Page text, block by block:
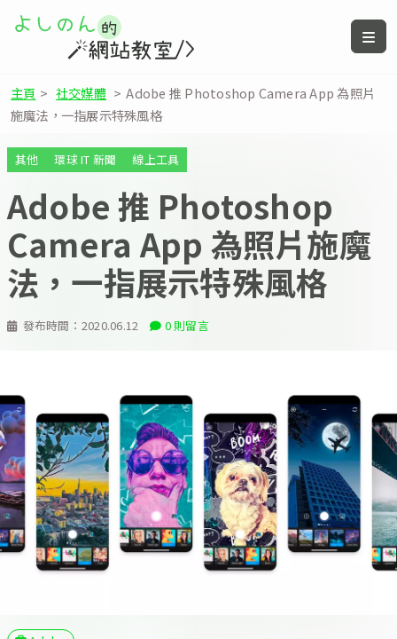
主頁 > 社交媒體 > Adobe 推 Photoshop Camera App 為照片
施魔法，一指展示特殊風格
發布時間： 2020.06.12 0 則留言
其他 環球 IT 新聞 線上工具
Adobe 推 Photoshop
Camera App 為照片施魔
法，一指展示特殊風格